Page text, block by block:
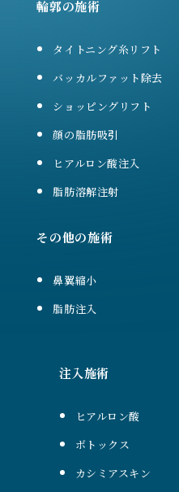
輪郭の施術
タイトニング糸リフト
バッカルファット除去
ショッピングリフト
顔の脂肪吸引
ヒアルロン酸注入
脂肪溶解注射
その他の施術
鼻翼縮小
脂肪注入
注入施術
ヒアルロン酸
ボトックス
カシミアスキン